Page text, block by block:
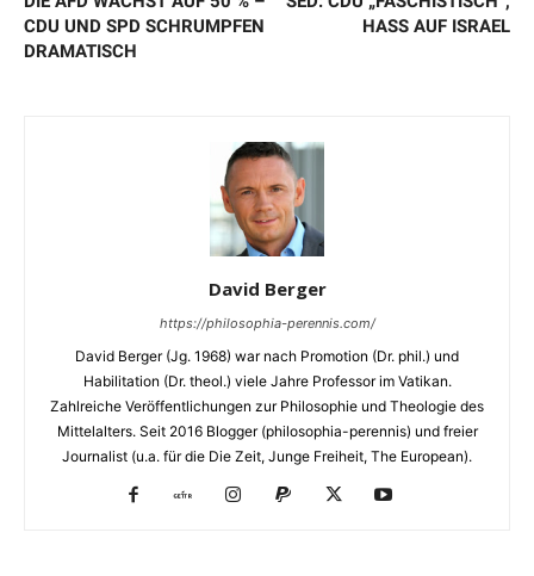
CDU UND SPD SCHRUMPFEN
DRAMATISCH
HASS AUF ISRAEL
David Berger
https://philosophia-perennis.com/
David Berger (Jg. 1968) war nach Promotion (Dr. phil.) und
Habilitation (Dr. theol.) viele Jahre Professor im Vatikan.
Zahlreiche Veröffentlichungen zur Philosophie und Theologie des
Mittelalters. Seit 2016 Blogger (philosophia-perennis) und freier
Journalist (u.a. für die Die Zeit, Junge Freiheit, The European).